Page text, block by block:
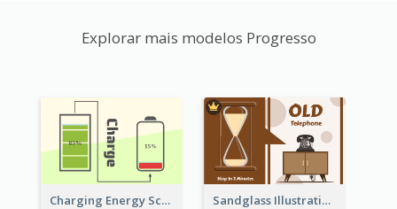
Explorar mais modelos Progresso
Charging Energy Schematic Diagram Sandglass Illustration About Telephone